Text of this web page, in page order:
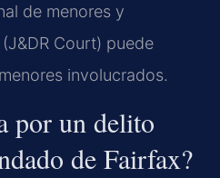
de menores y
Court) puede
involucrados.
por un delito
de Fairfax?